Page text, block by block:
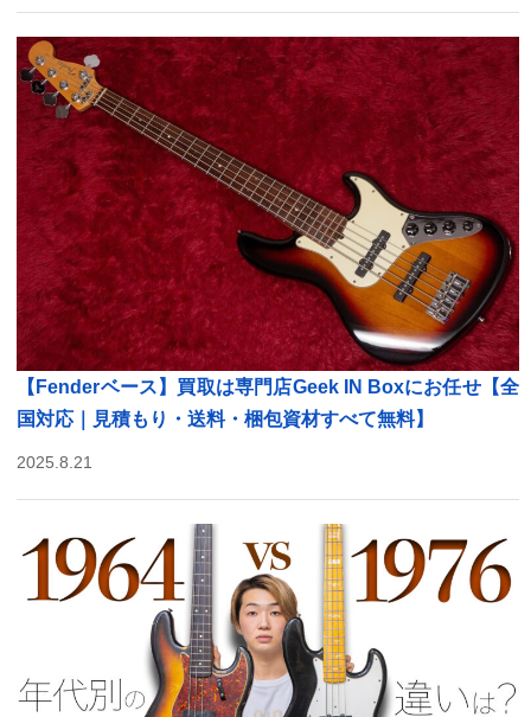
【Fenderベース】買取は専門店Geek IN Boxにお任せ【全
国対応｜見積もり・送料・梱包資材すべて無料】
2025.8.21